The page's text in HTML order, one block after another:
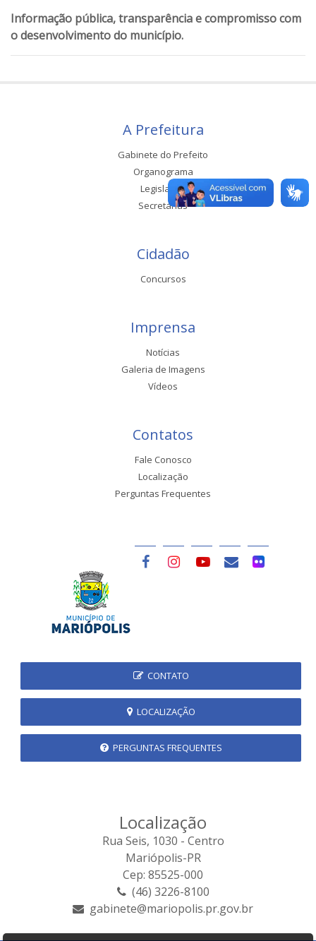
Informação pública, transparência e compromisso com
o desenvolvimento do município.
A Prefeitura
Gabinete do Prefeito
Organograma
Legislação
Secretarias
Cidadão
Concursos
Imprensa
Notícias
Galeria de Imagens
Vídeos
Contatos
Fale Conosco
Localização
Perguntas Frequentes
CONTATO
LOCALIZAÇÃO
PERGUNTAS FREQUENTES
Localização
Rua Seis, 1030 - Centro
Mariópolis-PR
Cep: 85525-000
(46) 3226-8100
gabinete@mariopolis.pr.gov.br